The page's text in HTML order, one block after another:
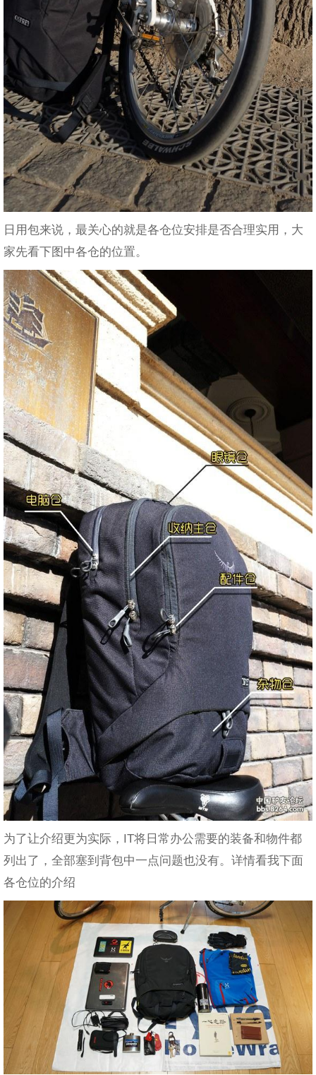
日用包来说，最关心的就是各仓位安排是否合理实用，大
家先看下图中各仓的位置。
为了让介绍更为实际，IT将日常办公需要的装备和物件都
列出了，全部塞到背包中一点问题也没有。详情看我下面
各仓位的介绍